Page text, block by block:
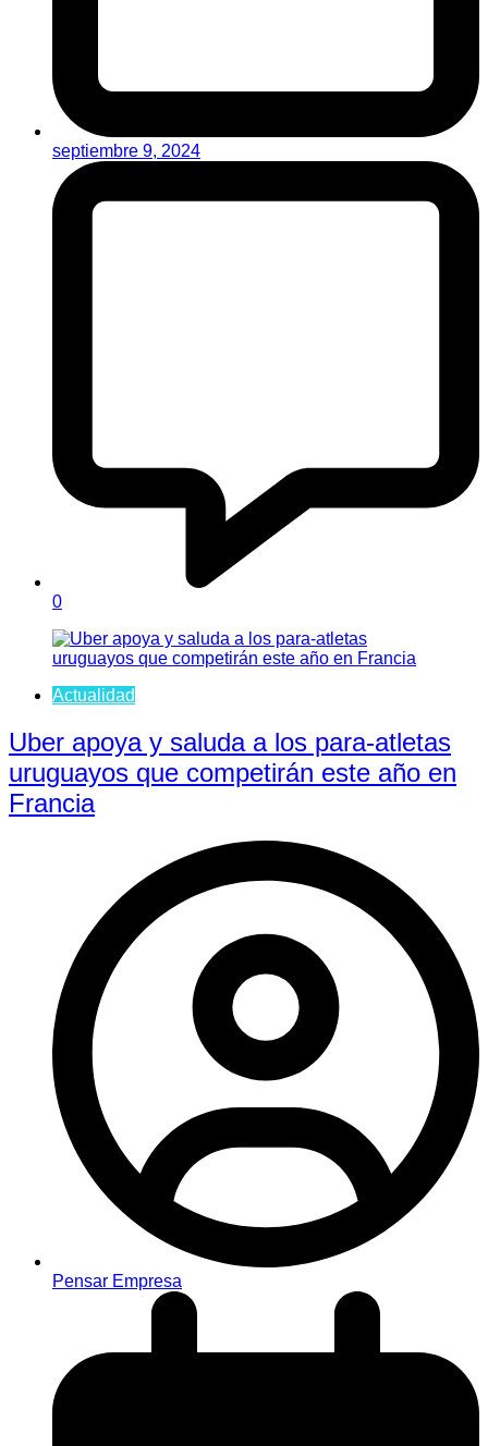
septiembre 9, 2024
0
Actualidad
Uber apoya y saluda a los para-atletas
uruguayos que competirán este año en
Francia
Pensar Empresa